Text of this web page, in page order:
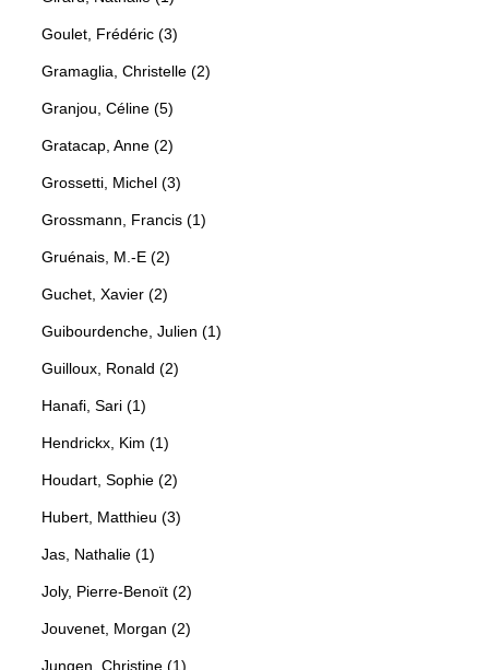
Goulet, Frédéric (3)
Gramaglia, Christelle (2)
Granjou, Céline (5)
Gratacap, Anne (2)
Grossetti, Michel (3)
Grossmann, Francis (1)
Gruénais, M.-E (2)
Guchet, Xavier (2)
Guibourdenche, Julien (1)
Guilloux, Ronald (2)
Hanafi, Sari (1)
Hendrickx, Kim (1)
Houdart, Sophie (2)
Hubert, Matthieu (3)
Jas, Nathalie (1)
Joly, Pierre-Benoït (2)
Jouvenet, Morgan (2)
Jungen, Christine (1)